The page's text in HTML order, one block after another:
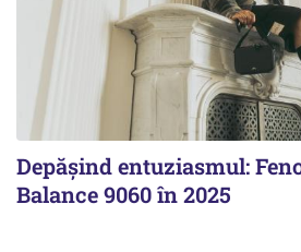
Depășind entuziasmul:
Balance 9060 în 2025